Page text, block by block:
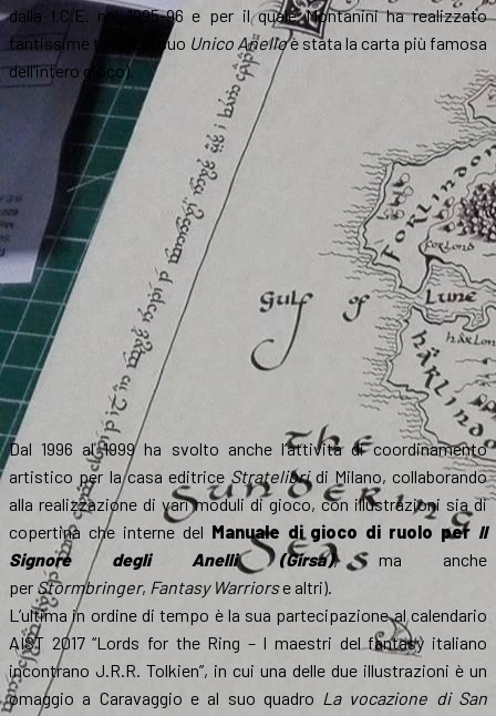
dalla I.C.E. nel 1995-96 e per il quale Montanini ha realizzato
tantissime tavole (il suo Unico Anelloè stata la carta più famosa
dell’intero gioco).
Dal 1996 al 1999 ha svolto anche l’attività di coordinamento
artistico per la casa editrice Stratelibridi Milano, collaborando
alla realizzazione di vari moduli di gioco, con illustrazioni sia di
copertina che interne del Manuale di gioco di ruolo per Il
Signore degli Anelli (Girsa), ma anche
per Stormbringer, Fantasy Warriorse altri).
L’ultima in ordine di tempo è la sua partecipazione al calendario
AIST 2017 “Lords for the Ring – I maestri del fantasy italiano
incontrano J.R.R. Tolkien”, in cui una delle due illustrazioni è un
omaggio a Caravaggio e al suo quadro La vocazione di San